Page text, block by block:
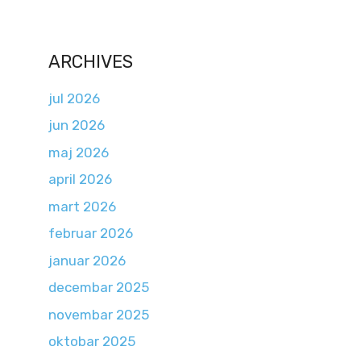
ARCHIVES
jul 2026
jun 2026
maj 2026
april 2026
mart 2026
februar 2026
januar 2026
decembar 2025
novembar 2025
oktobar 2025